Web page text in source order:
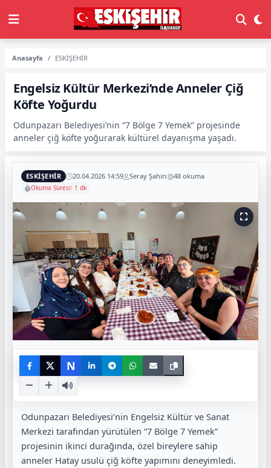
Anasayfa ESKİŞEHİR
Engelsiz Kültür Merkezi’nde Anneler Çiğ
Köfte Yoğurdu
Odunpazarı Belediyesi’nin “7 Bölge 7 Yemek” projesinde
anneler çiğ köfte yoğurarak kültürel dayanışma yaşadı.
ESKİŞEHİR 20.04.2026 14:59 Seray Şahin 48 okuma
Okuma Süresi: 1 dk
N
Odunpazarı Belediyesi’nin Engelsiz Kültür ve Sanat
Merkezi tarafından yürütülen “7 Bölge 7 Yemek”
projesinin ikinci durağında, özel bireylere sahip
anneler Hatay usulü çiğ köfte yapımını deneyimledi.